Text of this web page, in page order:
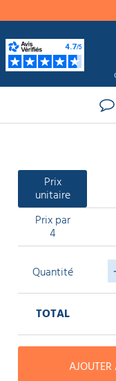
Prix
unitaire
Prix par
4
Quantité
TOTAL